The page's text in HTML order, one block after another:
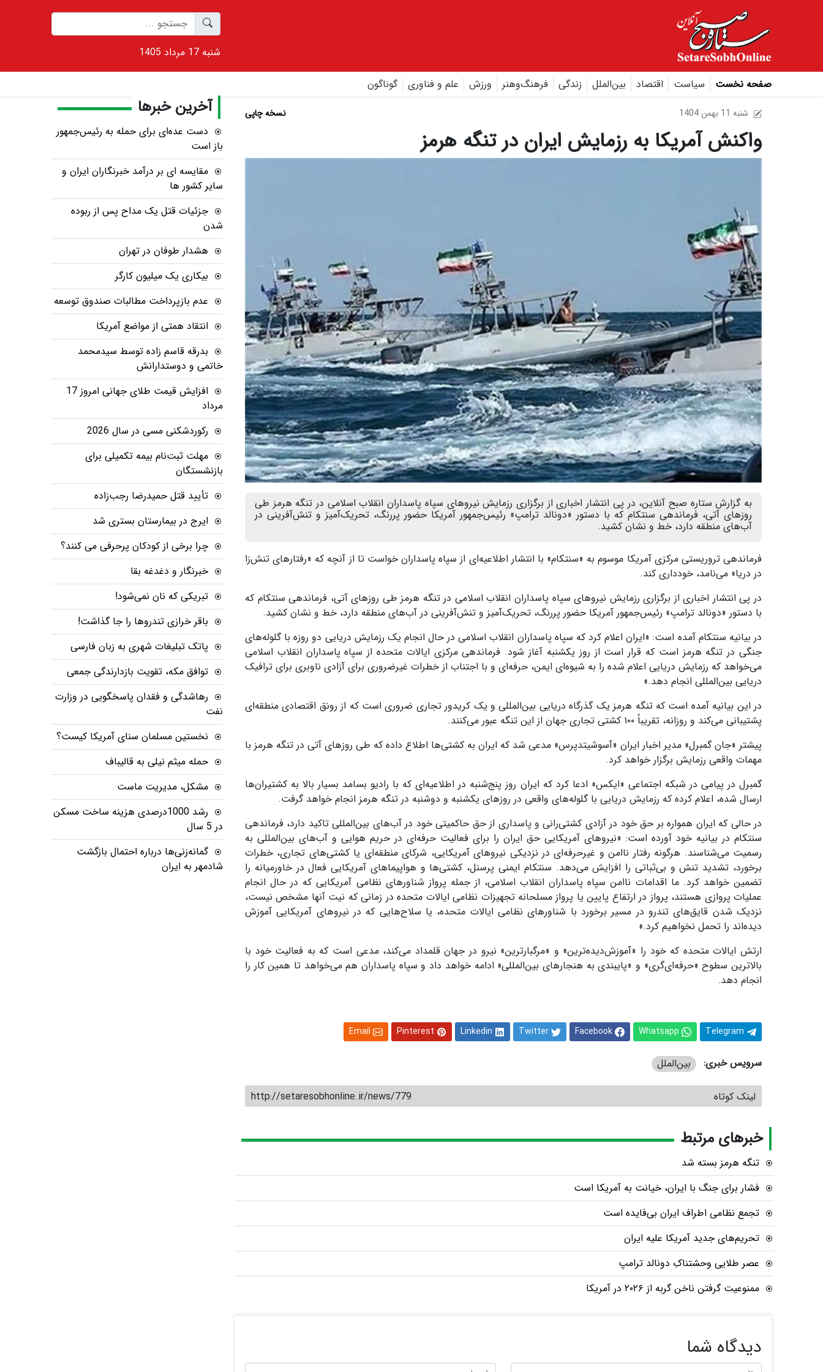
1405 شنبه 17 مرداد
صفحه نخست سیاست اقتصاد بین‌الملل زندگی فرهنگ‌و‌هنر ورزش علم و فناوری گوناگون
1404 شنبه 11 بهمن نسخه چاپی
واکنش آمریکا به رزمایش ایران در تنگه هرمز
به گزارش ستاره صبح آنلاین، در پی انتشار اخباری از برگزاری رزمایش نیروهای سپاه پاسداران انقلاب اسلامی در تنگه هرمز طی
روزهای آتی، فرماندهی سنتکام که با دستور «دونالد ترامپ» رئیس‌جمهور آمریکا حضور پررنگ، تحریک‌آمیز و تنش‌آفرینی در
آب‌های منطقه دارد، خط و نشان کشید.
فرماندهی تروریستی مرکزی آمریکا موسوم به «سنتکام» با انتشار اطلاعیه‌ای از سپاه پاسداران خواست تا از آنچه که «رفتارهای تنش‌زا
در دریا» می‌نامد، خودداری کند.
در پی انتشار اخباری از برگزاری رزمایش نیروهای سپاه پاسداران انقلاب اسلامی در تنگه هرمز طی روزهای آتی، فرماندهی سنتکام که
با دستور «دونالد ترامپ» رئیس‌جمهور آمریکا حضور پررنگ، تحریک‌آمیز و تنش‌آفرینی در آب‌های منطقه دارد، خط و نشان کشید.
در بیانیه سنتکام آمده است: «ایران اعلام کرد که سپاه پاسداران انقلاب اسلامی در حال انجام یک رزمایش دریایی دو روزه با گلوله‌های
جنگی در تنگه هرمز است که قرار است از روز یکشنبه آغاز شود. فرماندهی مرکزی ایالات متحده از سپاه پاسداران انقلاب اسلامی
می‌خواهد که رزمایش دریایی اعلام شده را به شیوه‌ای ایمن، حرفه‌ای و با اجتناب از خطرات غیرضروری برای آزادی ناوبری برای ترافیک
دریایی بین‌المللی انجام دهد.»
در این بیانیه آمده است که تنگه هرمز یک گذرگاه دریایی بین‌المللی و یک کریدور تجاری ضروری است که از رونق اقتصادی منطقه‌ای
پشتیبانی می‌کند و روزانه، تقریباً ۱۰۰ کشتی تجاری جهان از این تنگه عبور می‌کنند.
پیشتر «جان گمبرل» مدیر اخبار ایران «آسوشیتدپرس» مدعی شد که ایران به کشتی‌ها اطلاع داده که طی روزهای آتی در تنگه هرمز با
مهمات واقعی رزمایش برگزار خواهد کرد.
گمبرل در پیامی در شبکه اجتماعی «ایکس» ادعا کرد که ایران روز پنج‌شنبه در اطلاعیه‌ای که با رادیو بسامد بسیار بالا به کشتیران‌ها
ارسال شده، اعلام کرده که رزمایش دریایی با گلوله‌های واقعی در روزهای یکشنبه و دوشنبه در تنگه هرمز انجام خواهد گرفت.
در حالی که ایران همواره بر حق خود در آزادی‌ کشتی‌رانی و پاسداری از حق حاکمیتی خود در آب‌های بین‌المللی تاکید دارد، فرماندهی
سنتکام در بیانیه خود آورده است: «نیروهای آمریکایی حق ایران را برای فعالیت حرفه‌ای در حریم هوایی و آب‌های بین‌المللی به
رسمیت می‌شناسند. هرگونه رفتار ناامن و غیرحرفه‌ای در نزدیکی نیروهای آمریکایی، شرکای منطقه‌ای یا کشتی‌های تجاری، خطرات
برخورد، تشدید تنش و بی‌ثباتی را افزایش می‌دهد. سنتکام ایمنی پرسنل، کشتی‌ها و هواپیماهای آمریکایی فعال در خاورمیانه را
تضمین خواهد کرد. ما اقدامات ناامن سپاه پاسداران انقلاب اسلامی، از جمله پرواز شناورهای نظامی آمریکایی که در حال انجام
عملیات پروازی هستند، پرواز در ارتفاع پایین یا پرواز مسلحانه تجهیزات نظامی ایالات متحده در زمانی که نیت آنها مشخص نیست،
نزدیک شدن قایق‌های تندرو در مسیر برخورد با شناورهای نظامی ایالات متحده، یا سلاح‌هایی که در نیروهای آمریکایی آموزش
دیده‌اند را تحمل نخواهیم کرد.»
ارتش ایالات متحده که خود را «آموزش‌دیده‌ترین» و «مرگبارترین» نیرو در جهان قلمداد می‌کند، مدعی است که به فعالیت خود با
بالاترین سطوح «حرفه‌ای‌گری» و «پایبندی به هنجارهای بین‌المللی» ادامه خواهد داد و سپاه پاسداران هم می‌خواهد تا همین کار را
انجام دهد.
Telegram
Whatsapp
Facebook
Twitter
Linkedin
Pinterest
Email
سرویس خبری: بین‌الملل
لینک کوتاه http://setaresobhonline.ir/news/779
خبرهای مرتبط
تنگه هرمز بسته شد
فشار برای جنگ با ایران، خیانت به آمریکا است
تجمع نظامی اطراف ایران بی‌فایده است
تحریم‌های جدید آمریکا علیه ایران
عصر طلایی وحشتناکِ دونالد ترامپ
ممنوعیت گرفتن ناخن گربه از ۲۰۲۶ در آمریکا
دیدگاه شما
آخرین خبرها
دست عده‌ای برای حمله به رئیس‌جمهور
باز است
مقایسه ای بر درآمد خبرنگاران ایران و
سایر کشور ها
جزئیات قتل یک مداح پس از ربوده
شدن
هشدار طوفان در تهران
بیکاری یک میلیون کارگر
عدم بازپرداخت مطالبات صندوق توسعه
انتقاد همتی از مواضع آمریکا
بدرقه قاسم زاده توسط سیدمحمد
خاتمی و دوستدارانش
افزایش قیمت طلای جهانی امروز 17
مرداد
رکوردشکنی مسی در سال 2026
مهلت ثبت‌نام بیمه تکمیلی برای
بازنشستگان
تأیید قتل حمیدرضا رجب‌زاده
ایرج در بیمارستان بستری شد
چرا برخی از کودکان پرحرفی می کنند؟
خبرنگار و دغدغه بقا
تبریکی که نان نمی‌شود!
باقر خرازی تندروها را جا گذاشت!
پاتک تبلیغات شهری به زبان فارسی
توافق مکه، تقویت بازدارندگی جمعی
رهاشدگی و فقدان پاسخگویی در وزارت
نفت
نخستین مسلمان سنای آمریکا کیست؟
حمله میثم نیلی به قالیباف
مشکل، مدیریت ماست
رشد 1000درصدی هزینه ساخت مسکن
در 5 سال
گمانه‌زنی‌ها درباره احتمال بازگشت
شادمهر به ایران